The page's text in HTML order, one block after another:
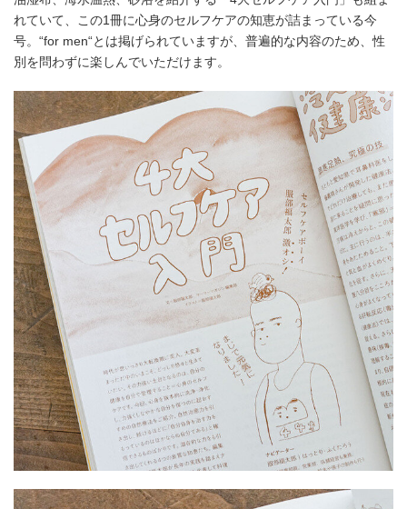
れていて、この1冊に心身のセルフケアの知恵が詰まっている今
号。“for men“とは掲げられていますが、普遍的な内容のため、性
別を問わずに楽しんでいただけます。